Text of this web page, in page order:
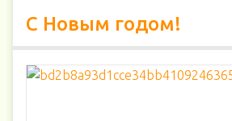
С Новым годом!